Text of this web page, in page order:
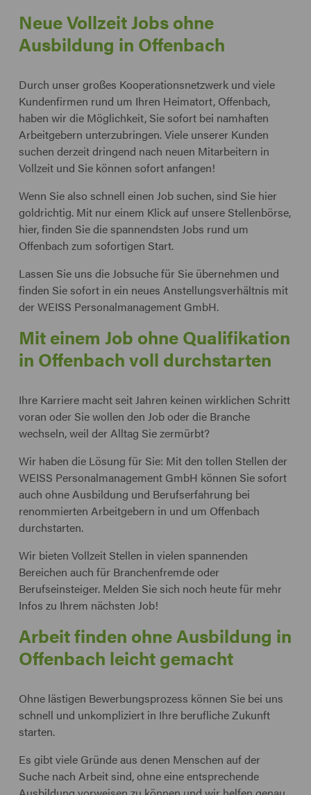
Neue Vollzeit Jobs ohne
Ausbildung in Offenbach
Durch unser großes Kooperationsnetzwerk und viele
Kundenfirmen rund um Ihren Heimatort, Offenbach,
haben wir die Möglichkeit, Sie sofort bei namhaften
Arbeitgebern unterzubringen. Viele unserer Kunden
suchen derzeit dringend nach neuen Mitarbeitern in
Vollzeit und Sie können sofort anfangen!
Wenn Sie also schnell einen Job suchen, sind Sie hier
goldrichtig. Mit nur einem Klick auf unsere Stellenbörse,
hier, finden Sie die spannendsten Jobs rund um
Offenbach zum sofortigen Start.
Lassen Sie uns die Jobsuche für Sie übernehmen und
finden Sie sofort in ein neues Anstellungsverhältnis mit
der WEISS Personalmanagement GmbH.
Mit einem Job ohne Qualifikation
in Offenbach voll durchstarten
Ihre Karriere macht seit Jahren keinen wirklichen Schritt
voran oder Sie wollen den Job oder die Branche
wechseln, weil der Alltag Sie zermürbt?
Wir haben die Lösung für Sie: Mit den tollen Stellen der
WEISS Personalmanagement GmbH können Sie sofort
auch ohne Ausbildung und Berufserfahrung bei
renommierten Arbeitgebern in und um Offenbach
durchstarten.
Wir bieten Vollzeit Stellen in vielen spannenden
Bereichen auch für Branchenfremde oder
Berufseinsteiger. Melden Sie sich noch heute für mehr
Infos zu Ihrem nächsten Job!
Arbeit finden ohne Ausbildung in
Offenbach leicht gemacht
Ohne lästigen Bewerbungsprozess können Sie bei uns
schnell und unkompliziert in Ihre berufliche Zukunft
starten.
Es gibt viele Gründe aus denen Menschen auf der
Suche nach Arbeit sind, ohne eine entsprechende